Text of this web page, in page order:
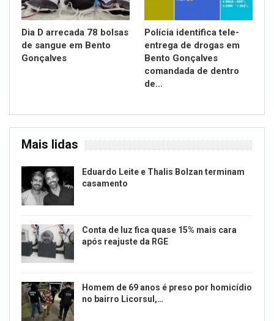
Dia D arrecada 78 bolsas
de sangue em Bento
Gonçalves
Polícia identifica tele-
entrega de drogas em
Bento Gonçalves
comandada de dentro
de…
Mais lidas
Eduardo Leite e Thalis Bolzan terminam
casamento
Conta de luz fica quase 15% mais cara
após reajuste da RGE
Homem de 69 anos é preso por homicídio
no bairro Licorsul,…